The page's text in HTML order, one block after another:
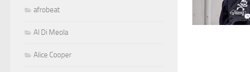
afrobeat
Al Di Meola
Alice Cooper